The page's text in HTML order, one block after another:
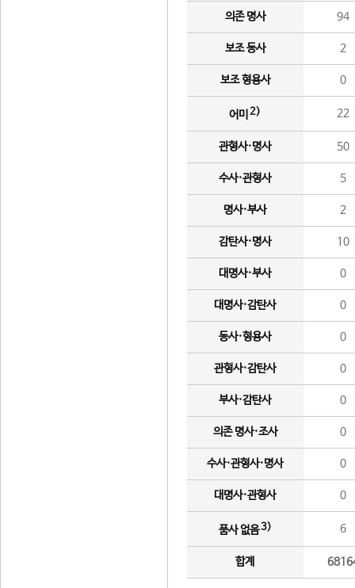
의존 명사 94
보조 동사 2
보조 형용사 0
어미 2) 22
관형사·명사 50
수사·관형사 5
명사·부사 2
감탄사·명사 10
대명사·부사 0
대명사·감탄사 0
동사·형용사 0
관형사·감탄사 0
부사·감탄사 0
의존 명사·조사 0
수사·관형사·명사 0
대명사·관형사 0
품사 없음3) 6
합계